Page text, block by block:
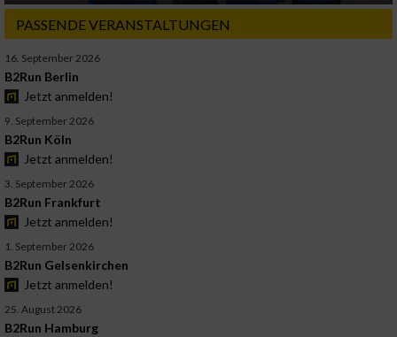
PASSENDE VERANSTALTUNGEN
16. September 2026
B2Run Berlin
Jetzt anmelden!
9. September 2026
B2Run Köln
Jetzt anmelden!
3. September 2026
B2Run Frankfurt
Jetzt anmelden!
1. September 2026
B2Run Gelsenkirchen
Jetzt anmelden!
25. August 2026
B2Run Hamburg